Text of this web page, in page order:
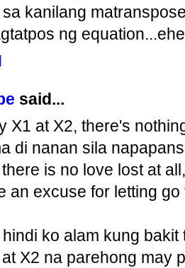
kanilang
ng
said...
X1 at X2, there's
di nanan sila
is no love lost at
an excuse for letting
ko alam kung
at X2 na parehong may